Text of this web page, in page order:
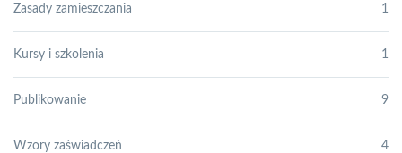
Zasady zamieszczania 1
Kursy i szkolenia 1
Publikowanie 9
Wzory zaświadczeń 4